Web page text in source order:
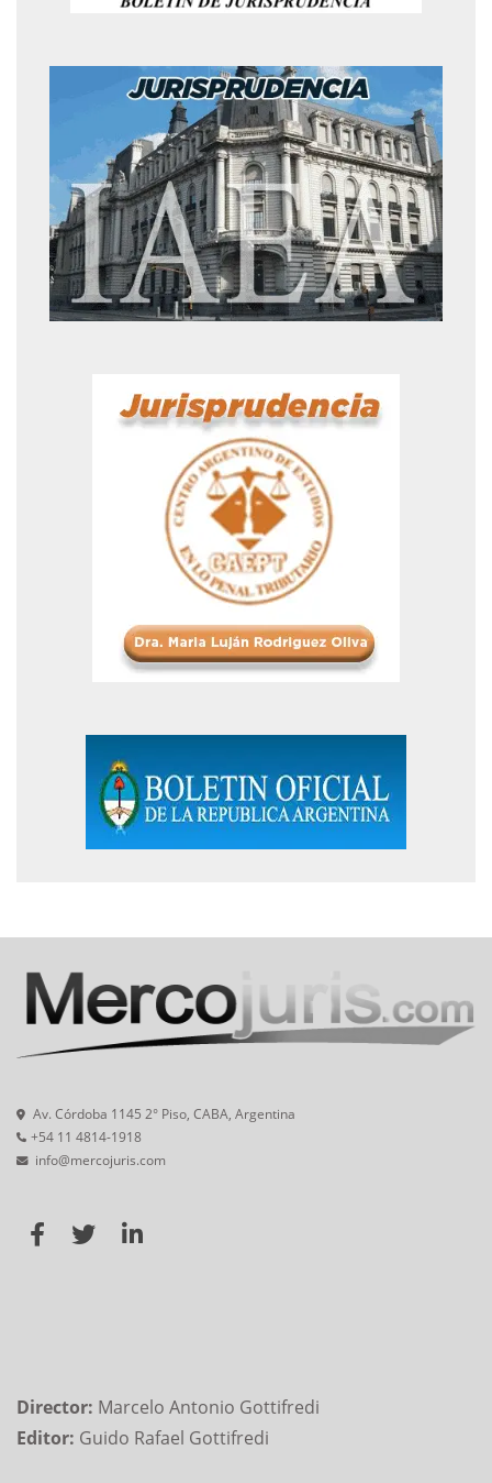
Av. Córdoba 1145 2° Piso, CABA, Argentina
+54 11 4814-1918
info@mercojuris.com
Director: Marcelo Antonio Gottifredi
Editor: Guido Rafael Gottifredi